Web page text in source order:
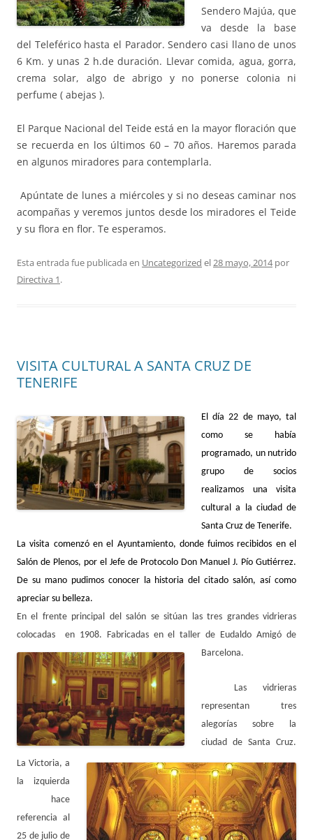
Sendero Majúa, que
va desde la base
del Teleférico hasta el Parador. Sendero casi llano de unos
6 Km. y unas 2 h.de duración. Llevar comida, agua, gorra,
crema solar, algo de abrigo y no ponerse colonia ni
perfume ( abejas ).
El Parque Nacional del Teide está en la mayor floración que
se recuerda en los últimos 60 – 70 años. Haremos parada
en algunos miradores para contemplarla.
Apúntate de lunes a miércoles y si no deseas caminar nos
acompañas y veremos juntos desde los miradores el Teide
y su flora en flor. Te esperamos.
Esta entrada fue publicada en Uncategorized el28 mayo, 2014por
Directiva 1.
VISITA CULTURAL A SANTA CRUZ DE
TENERIFE
El día 22 de mayo, tal
como se había
programado, un nutrido
grupo de socios
realizamos una visita
cultural a la ciudad de
Santa Cruz de Tenerife.
La visita comenzó en el Ayuntamiento, donde fuimos recibidos en el
Salón de Plenos, por el Jefe de Protocolo Don Manuel J. Pío Gutiérrez.
De su mano pudimos conocer la historia del citado salón, así como
apreciar su belleza.
En el frente principal del salón se sitúan las tres grandes vidrieras
colocadas en 1908. Fabricadas en el taller de Eudaldo Amigó de
Barcelona.
Las vidrieras
representan tres
alegorías sobre la
ciudad de Santa Cruz.
La Victoria, a
la izquierda
hace
referencia al
25 de julio de